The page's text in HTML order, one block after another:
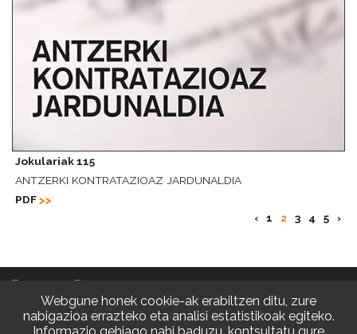
Jokulariak 115
ANTZERKI KONTRATAZIOAZ JARDUNALDIA
PDF
‹
1 2 3 4 5 ›
Webgune honek cookie-ak erabiltzen ditu, zure
nabigazioa errazteko eta analisi estatistikoak egiteko.